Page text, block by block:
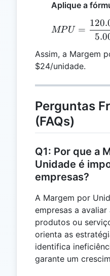
Aplique a
MPU =
Assim, a Margem
$24/unidade.
Perguntas
(FAQs)
Q1: Por que a
Unidade é
empresas?
A Margem por
empresas a
produtos ou
orienta as
identifica
garante um